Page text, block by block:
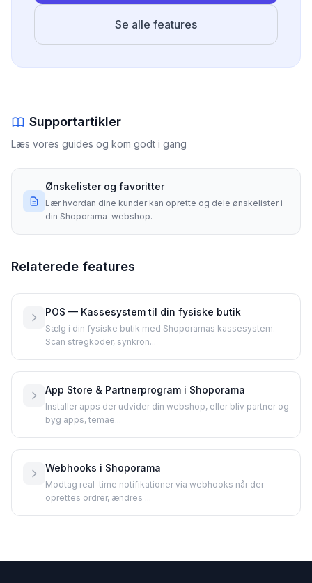
Se alle features
Supportartikler
Læs vores guides og kom godt i gang
Ønskelister og favoritter
Lær hvordan dine kunder kan oprette og dele ønskelister i
din Shoporama-webshop.
Relaterede features
POS — Kassesystem til din fysiske butik
Sælg i din fysiske butik med Shoporamas kassesystem.
Scan stregkoder, synkron...
App Store & Partnerprogram i Shoporama
Installer apps der udvider din webshop, eller bliv partner og
byg apps, temae...
Webhooks i Shoporama
Modtag real-time notifikationer via webhooks når der
oprettes ordrer, ændres ...